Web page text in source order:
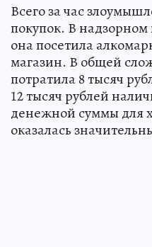
Всего за час
покупок. В надзорном
она посетила
магазин. В общей
потратила 8 тысяч
12 тысяч рублей
денежной суммы для
оказалась